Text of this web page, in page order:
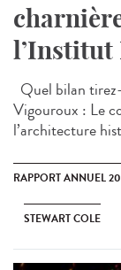
l’Institut
Quel bilan
Vigouroux : Le
l’architecture
RAPPORT ANNUEL
STEWART COLE